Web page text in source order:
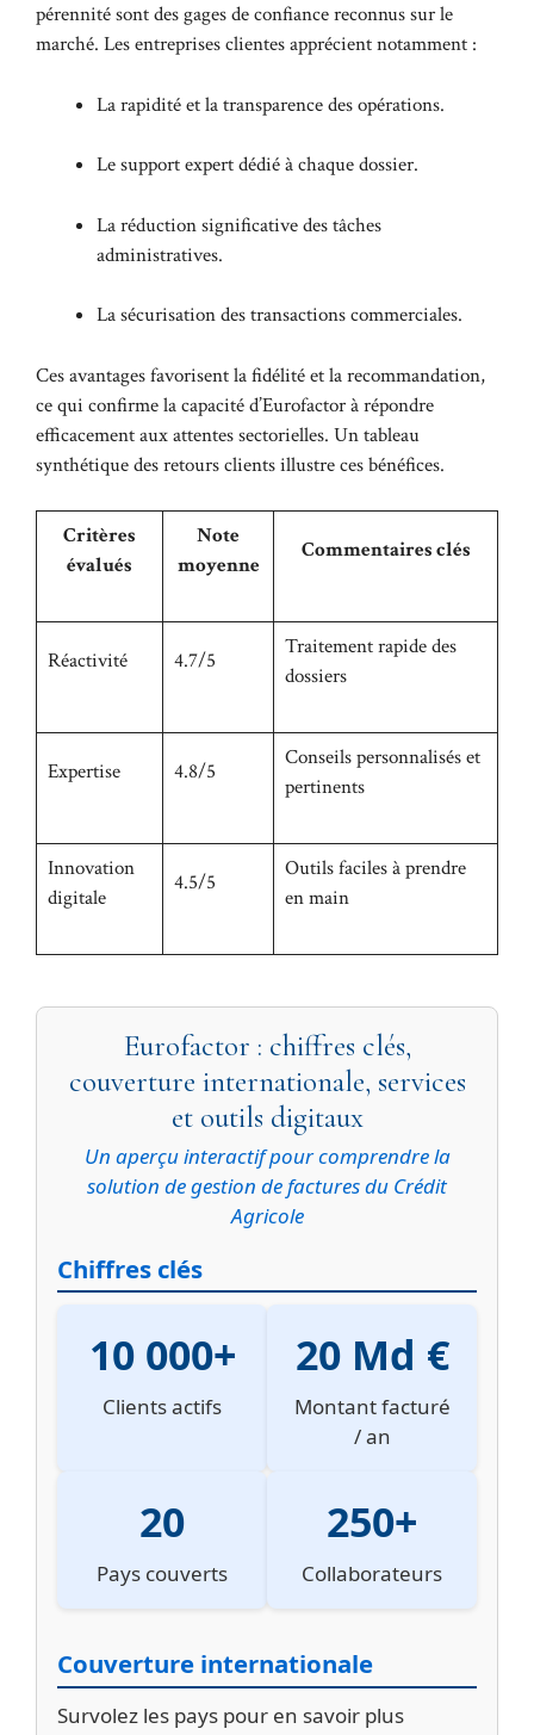
pérennité sont des gages de confiance reconnus sur le
marché. Les entreprises clientes apprécient notamment :
La rapidité et la transparence des opérations.
Le support expert dédié à chaque dossier.
La réduction significative des tâches
administratives.
La sécurisation des transactions commerciales.
Ces avantages favorisent la fidélité et la recommandation,
ce qui confirme la capacité d’Eurofactor à répondre
efficacement aux attentes sectorielles. Un tableau
synthétique des retours clients illustre ces bénéfices.
Critères
évalués
Note
moyenne
Commentaires clés
Réactivité 4.7/5
Traitement rapide des
dossiers
Expertise 4.8/5
Conseils personnalisés et
pertinents
Innovation
digitale
4.5/5
Outils faciles à prendre
en main
Eurofactor : chiffres clés,
couverture internationale, services
et outils digitaux
Un aperçu interactif pour comprendre la
solution de gestion de factures du Crédit
Agricole
Chiffres clés
10 000+
Clients actifs
20 Md €
Montant facturé
/ an
20
Pays couverts
250+
Collaborateurs
Couverture internationale
Survolez les pays pour en savoir plus